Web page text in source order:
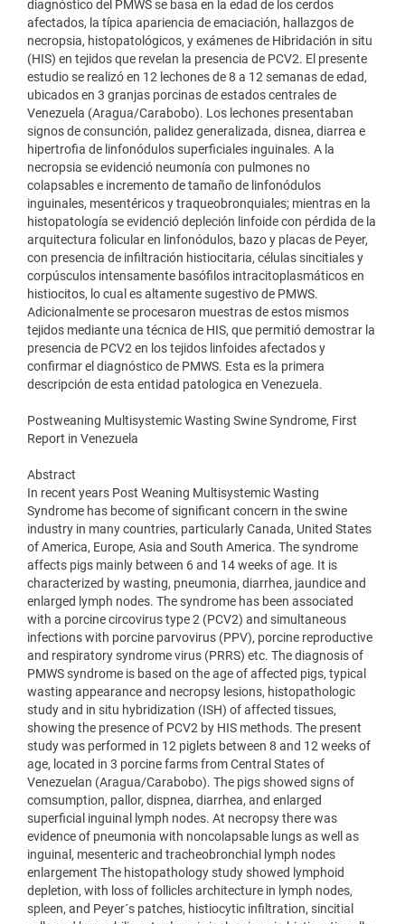
diagnóstico del PMWS se basa en la edad de los cerdos
afectados, la típica apariencia de emaciación, hallazgos de
necropsia, histopatológicos, y exámenes de Hibridación in situ
(HIS) en tejidos que revelan la presencia de PCV2. El presente
estudio se realizó en 12 lechones de 8 a 12 semanas de edad,
ubicados en 3 granjas porcinas de estados centrales de
Venezuela (Aragua/Carabobo). Los lechones presentaban
signos de consunción, palidez generalizada, disnea, diarrea e
hipertrofia de linfonódulos superficiales inguinales. A la
necropsia se evidenció neumonía con pulmones no
colapsables e incremento de tamaño de linfonódulos
inguinales, mesentéricos y traqueobronquiales; mientras en la
histopatología se evidenció depleción linfoide con pérdida de la
arquitectura folicular en linfonódulos, bazo y placas de Peyer,
con presencia de infiltración histiocitaria, células sincitiales y
corpúsculos intensamente basófilos intracitoplasmáticos en
histiocitos, lo cual es altamente sugestivo de PMWS.
Adicionalmente se procesaron muestras de estos mismos
tejidos mediante una técnica de HIS, que permitió demostrar la
presencia de PCV2 en los tejidos linfoides afectados y
confirmar el diagnóstico de PMWS. Esta es la primera
descripción de esta entidad patologica en Venezuela.
Postweaning Multisystemic Wasting Swine Syndrome, First
Report in Venezuela
Abstract
In recent years Post Weaning Multisystemic Wasting
Syndrome has become of significant concern in the swine
industry in many countries, particularly Canada, United States
of America, Europe, Asia and South America. The syndrome
affects pigs mainly between 6 and 14 weeks of age. It is
characterized by wasting, pneumonia, diarrhea, jaundice and
enlarged lymph nodes. The syndrome has been associated
with a porcine circovirus type 2 (PCV2) and simultaneous
infections with porcine parvovirus (PPV), porcine reproductive
and respiratory syndrome virus (PRRS) etc. The diagnosis of
PMWS syndrome is based on the age of affected pigs, typical
wasting appearance and necropsy lesions, histopathologic
study and in situ hybridization (ISH) of affected tissues,
showing the presence of PCV2 by HIS methods. The present
study was performed in 12 piglets between 8 and 12 weeks of
age, located in 3 porcine farms from Central States of
Venezuelan (Aragua/Carabobo). The pigs showed signs of
comsumption, pallor, dispnea, diarrhea, and enlarged
superficial inguinal lymph nodes. At necropsy there was
evidence of pneumonia with noncolapsable lungs as well as
inguinal, mesenteric and tracheobronchial lymph nodes
enlargement The histopathology study showed lymphoid
depletion, with loss of follicles architecture in lymph nodes,
spleen, and Peyer´s patches, histiocytic infiltration, sincitial